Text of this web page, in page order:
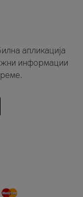
апликација
информации